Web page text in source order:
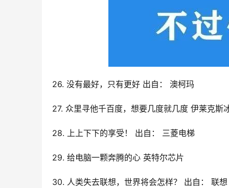
26. 没有最好，只有更好 出自： 澳柯玛
27. 众里寻他千百度，想要几度就几度 伊莱克斯
28. 上上下下的享受！ 出自： 三菱电梯
29. 给电脑一颗奔腾的心 英特尔芯片
30. 人类失去联想，世界将会怎样？ 出自： 联想